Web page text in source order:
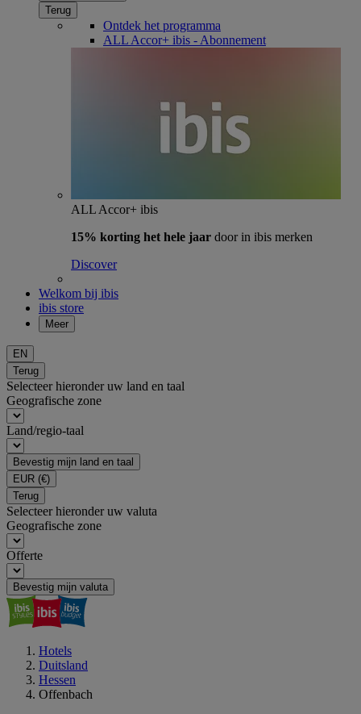
Terug
Ontdek het programma
ALL Accor+ ibis - Abonnement
ALL Accor+ ibis
15% korting het hele jaar door in ibis merken
Discover
Welkom bij ibis
ibis store
Meer
EN
Terug
Selecteer hieronder uw land en taal
Geografische zone
Land/regio-taal
Bevestig mijn land en taal
EUR (€)
Terug
Selecteer hieronder uw valuta
Geografische zone
Offerte
Bevestig mijn valuta
Hotels
Duitsland
Hessen
Offenbach